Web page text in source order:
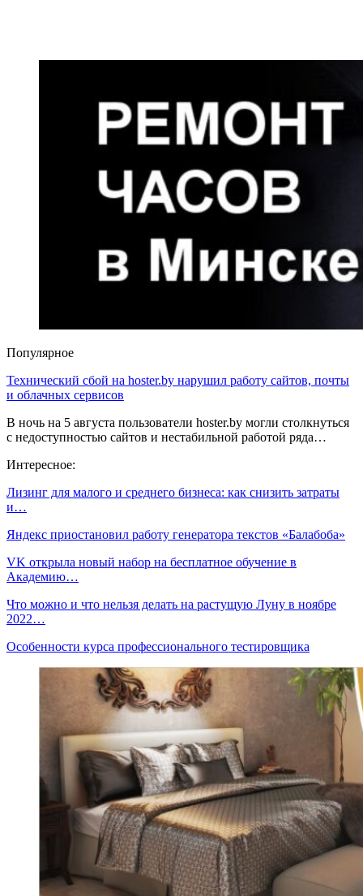
Популярное
Технический сбой на hoster.by нарушил работу сайтов, почты
и облачных сервисов
В ночь на 5 августа пользователи hoster.by могли столкнуться
с недоступностью сайтов и нестабильной работой ряда…
Интересное:
Лизинг для малого и среднего бизнеса: как снизить затраты
и…
Яндекс приостановил работу генератора текстов «Балабоба»
VK открыла новый набор на бесплатное обучение в
Академию…
Что можно и что нельзя делать на растущую Луну в ноябре
2022…
Особенности курса профессионального тестировщика